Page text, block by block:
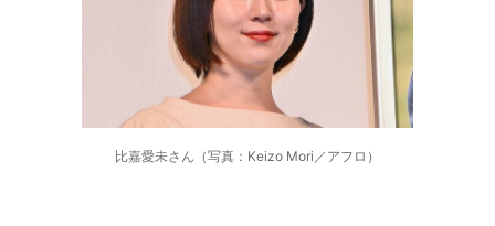
比嘉愛未さん（写真：Keizo Mori／アフロ）